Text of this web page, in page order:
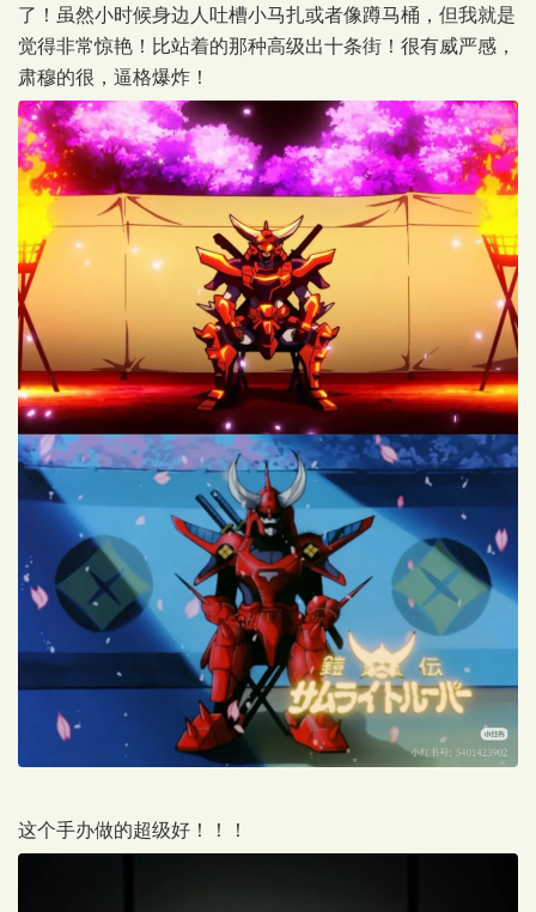
了！虽然小时候身边人吐槽小马扎或者像蹲马桶，但我就是
觉得非常惊艳！比站着的那种高级出十条街！很有威严感，
肃穆的很，逼格爆炸！
这个手办做的超级好！！！